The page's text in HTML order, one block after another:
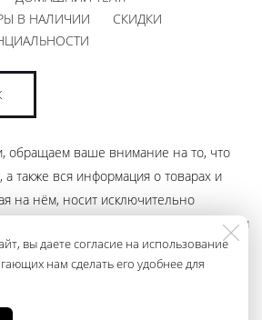
вы даете согласие на использование
нам сделать его удобнее для
В НАЛИЧИИ
СКИДКИ
обращаем ваше внимание на то, что
также вся информация о товарах и
на нём, носит исключительно
и ни при каких условиях не является
положениями Статьи 437
Федерации. Для получения
наличии и стоимости указанных